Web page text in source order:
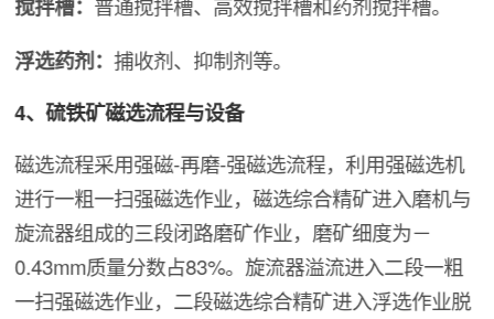
搅拌槽： 普通搅拌槽、高效搅拌槽和药剂搅拌槽。
浮选药剂：捕收剂、抑制剂等。
4、硫铁矿磁选流程与设备
磁选流程采用强磁-再磨-强磁选流程，利用强磁选机
进行一粗一扫强磁选作业，磁选综合精矿进入磨机与
旋流器组成的三段闭路磨矿作业，磨矿细度为－
0.43mm质量分数占83%。旋流器溢流进入二段一粗
一扫强磁选作业，二段磁选综合精矿进入浮选作业脱